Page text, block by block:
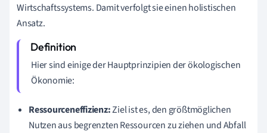
Wirtschaftssystems. Damit verfolgt sie einen holistischen
Ansatz.
Hier sind einige der Hauptprinzipien der ökologischen
Ökonomie:
Ressourceneffizienz:Ziel ist es, den größtmöglichen
Nutzen aus begrenzten Ressourcen zu ziehen und Abfall